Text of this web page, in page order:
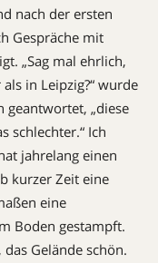
nach der ersten
Gespräche mit
„Sag mal ehrlich,
in Leipzig?“ wurde
geantwortet, „diese
schlechter.“ Ich
jahrelang einen
kurzer Zeit eine
eine
Boden gestampft.
Gelände schön.